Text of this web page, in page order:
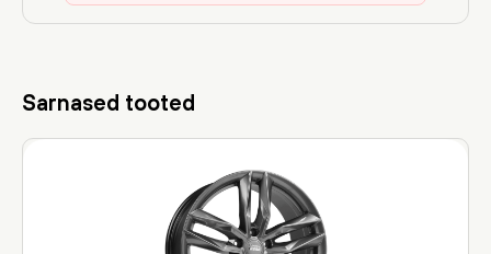
Sarnased tooted